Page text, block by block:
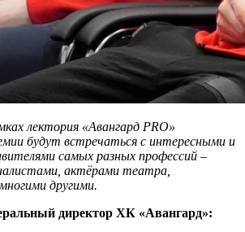
лектория «Авангард PRO»
будут встречаться с интересными и
самых разных профессий –
актёрами театра,
другими.
директор ХК «Авангард»: